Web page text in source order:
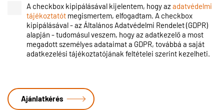
A checkbox kipipálásával kijelentem, hogy azadatvédelmi
tájékoztatót megismertem, elfogadtam. A checkbox
kipipálásával - az Általános Adatvédelmi Rendelet (GDPR)
alapján - tudomásul veszem, hogy az adatkezelő a most
megadott személyes adataimat a GDPR, továbbá a saját
adatkezelési tájékoztatójának feltételei szerint kezelheti.